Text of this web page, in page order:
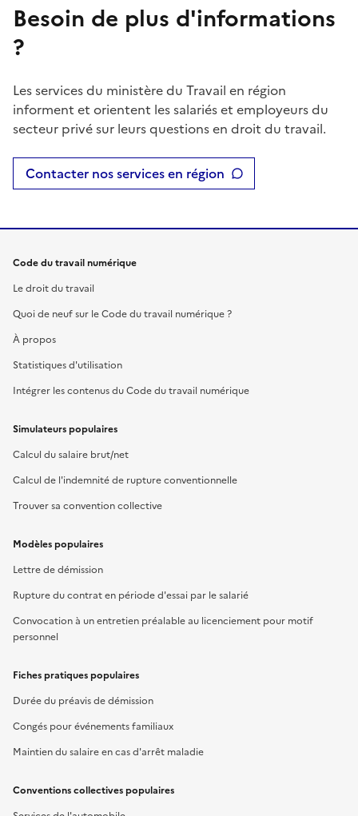
Besoin de plus d'informations
?
Les services du ministère du Travail en région
informent et orientent les salariés et employeurs du
secteur privé sur leurs questions en droit du travail.
Contacter nos services en région
Code du travail numérique
Le droit du travail
Quoi de neuf sur le Code du travail numérique ?
À propos
Statistiques d'utilisation
Intégrer les contenus du Code du travail numérique
Simulateurs populaires
Calcul du salaire brut/net
Calcul de l'indemnité de rupture conventionnelle
Trouver sa convention collective
Modèles populaires
Lettre de démission
Rupture du contrat en période d'essai par le salarié
Convocation à un entretien préalable au licenciement pour motif
personnel
Fiches pratiques populaires
Durée du préavis de démission
Congés pour événements familiaux
Maintien du salaire en cas d'arrêt maladie
Conventions collectives populaires